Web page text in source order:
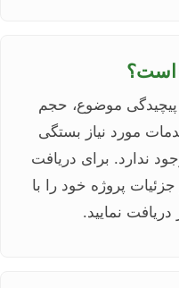
است؟
پیچیدگی موضوع، حجم
مورد نیاز بستگی
ندارد. برای دریافت
پروژه خود را با
نمایید.